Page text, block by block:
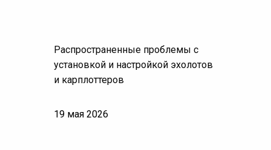
Распространенные проблемы с
установкой и настройкой эхолотов
и карплоттеров
19 мая 2026